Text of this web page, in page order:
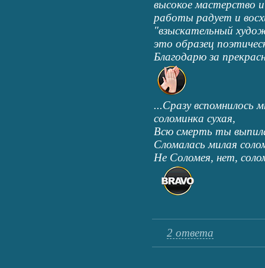
высокое мастерство
работы радует и
"взыскательный
это образец
Благодарю за
...Сразу вспомнилось
соломинка сухая,
Всю смерть ты
Сломалась милая
Не Соломея, нет,
2 ответа